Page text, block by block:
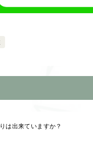
は出来ていますか？